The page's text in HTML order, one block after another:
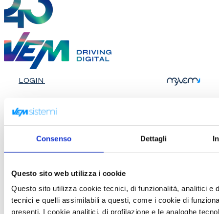
Consenso Dettagli
Questo sito web utilizza i cookie
Questo sito utilizza cookie tecnici, di funzionalità, analitici e
tecnici e quelli assimilabili a questi, come i cookie di
presenti. I cookie analitici, di profilazione e le analoghe
LOGIN
Michela
Balconi
Cognitive Neuroscience – Director of
International Research Center for
Cognitive Applied Neuroscience (IrcCAN) –
Head of Research Unit in Affective and